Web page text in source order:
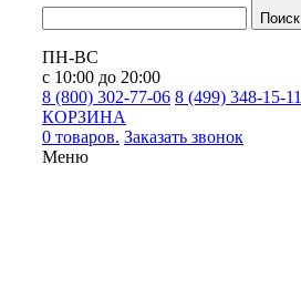
Поиск
ПН-ВС
с 10:00 до 20:00
8 (800) 302-77-06 8 (499) 348-15-11
КОРЗИНА
0 товаров. Заказать звонок
Меню